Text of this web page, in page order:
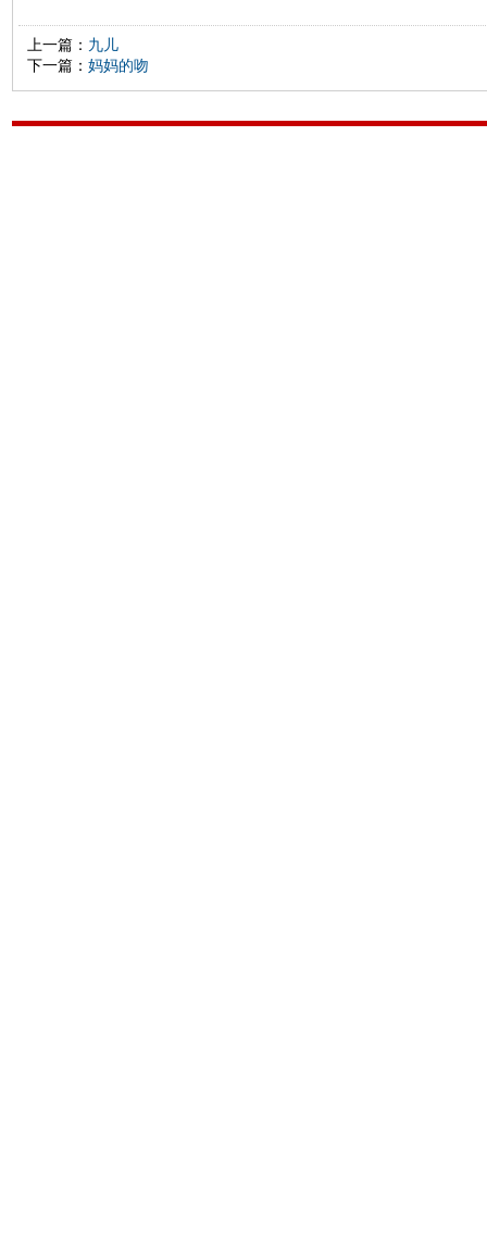
上一篇： 九儿
下一篇： 妈妈的吻